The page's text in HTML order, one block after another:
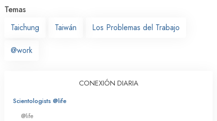
Temas
Taichung
Taiwán Los Problemas del Trabajo
@work
CONEXIÓN DIARIA
Scientologists @life
@life